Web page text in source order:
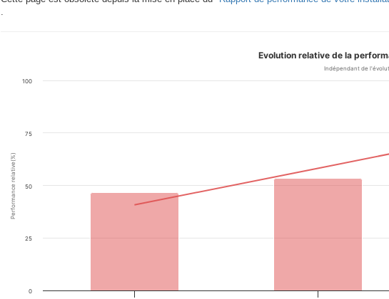
.
Performance relative(%)
Evolution relative de la
Indépendant de
0
25
50
75
100